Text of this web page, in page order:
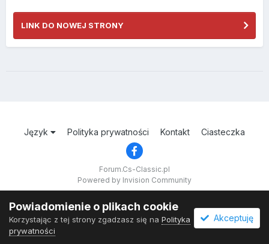
LINK DO NOWEJ STRONY
Język Polityka prywatności Kontakt Ciasteczka
Forum.Cs-Classic.pl
Powered by Invision Community
Powiadomienie o plikach cookie
Korzystając z tej strony zgadzasz się na Polityka
prywatności
Akceptuję